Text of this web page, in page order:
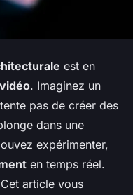
est en
. Imaginez un
pas de créer des
dans une
expérimenter,
en temps réel.
article vous